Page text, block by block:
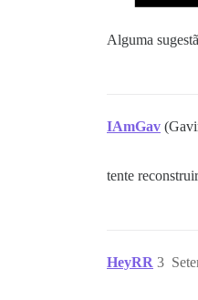
Alguma
IAmGav
tente
HeyRR 3